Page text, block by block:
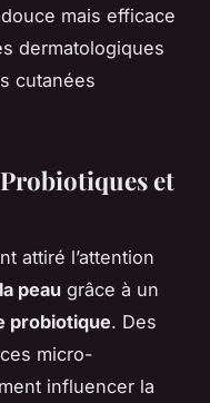
mais efficace
dermatologiques
cutanées
et
attiré l’attention
peau grâce à un
probiotique. Des
micro-
influencer la